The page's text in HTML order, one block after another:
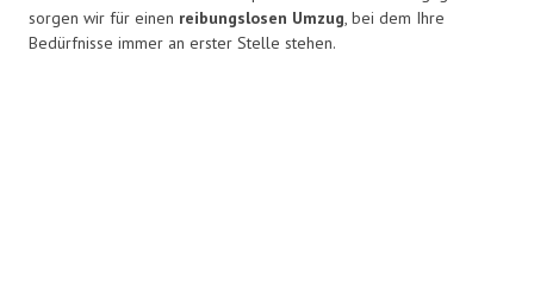
sorgen wir für einen reibungslosen Umzug, bei dem Ihre
Bedürfnisse immer an erster Stelle stehen.